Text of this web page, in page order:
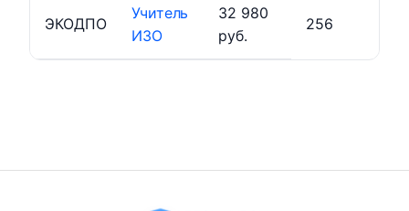
ЭКОДПО
Учитель
ИЗО
32 980
руб.
256